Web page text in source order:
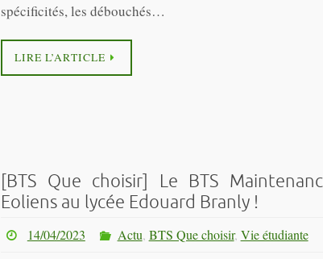
spécificités, les débouchés…
LIRE L’ARTICLE
[BTS Que choisir] Le BTS
Eoliens au lycée Edouard Branly !
14/04/2023 Actu, BTS Que choisir, Vie étudiante